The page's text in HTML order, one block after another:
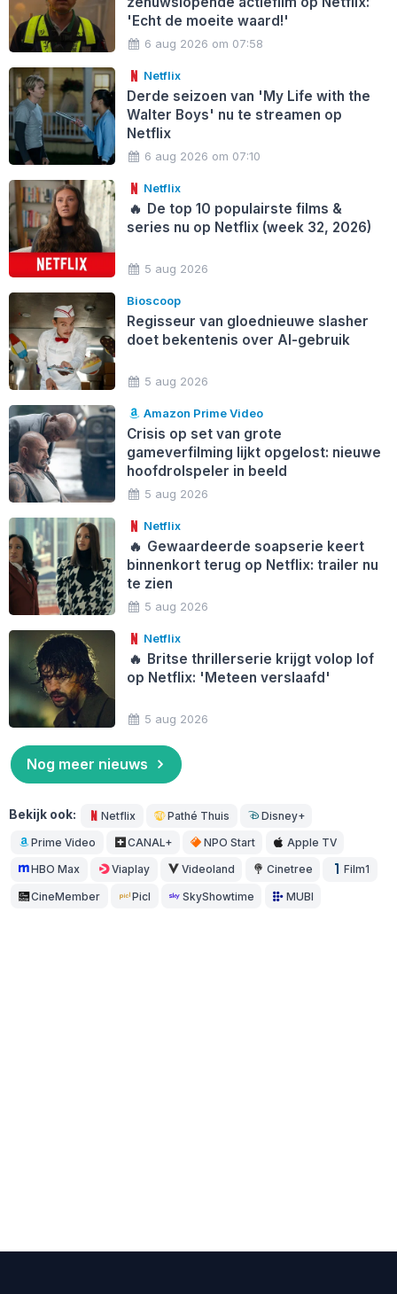
'Echt de moeite waard!'
6 aug 2026 om 07:58
Netflix
Derde seizoen van 'My Life with the
Walter Boys' nu te streamen op
Netflix
6 aug 2026 om 07:10
Netflix
🔥 De top 10 populairste films &
series nu op Netflix (week 32, 2026)
5 aug 2026
Bioscoop
Regisseur van gloednieuwe slasher
doet bekentenis over AI-gebruik
5 aug 2026
Amazon Prime Video
Crisis op set van grote
gameverfilming lijkt opgelost: nieuwe
hoofdrolspeler in beeld
5 aug 2026
Netflix
🔥 Gewaardeerde soapserie keert
binnenkort terug op Netflix: trailer nu
te zien
5 aug 2026
Netflix
🔥 Britse thrillerserie krijgt volop lof
op Netflix: 'Meteen verslaafd'
5 aug 2026
Nog meer nieuws
Bekijk ook: Netflix Pathé Thuis Disney+
Prime Video CANAL+ NPO Start Apple TV
HBO Max Viaplay Videoland Cinetree Film1
CineMember Picl SkyShowtime MUBI